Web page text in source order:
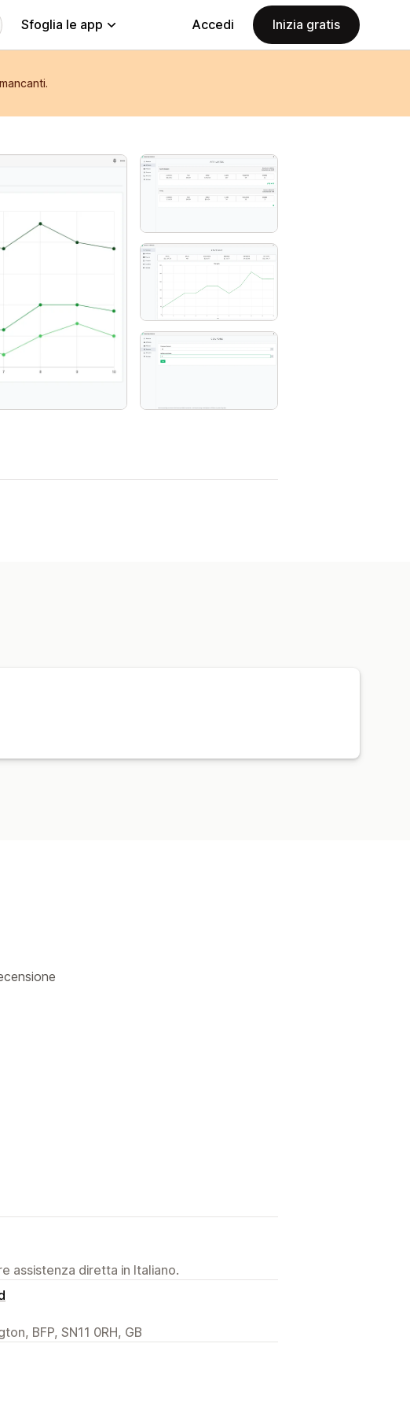
Sfoglia le app Accedi Inizia gratis
assistenza diretta in Italiano.
BFP, SN11 0RH, GB